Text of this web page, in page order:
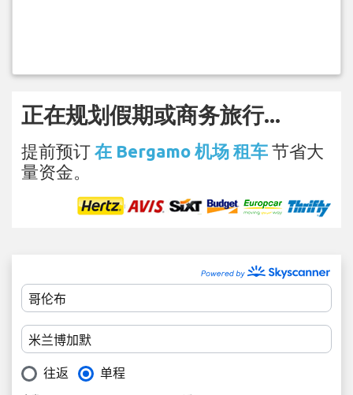
正在规划假期或商务旅行...
提前预订 在 Bergamo 机场 租车 节省大
量资金。